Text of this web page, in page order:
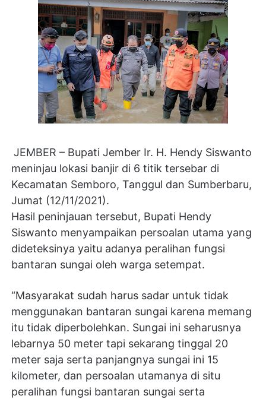
JEMBER – Bupati Jember Ir. H. Hendy Siswanto
meninjau lokasi banjir di 6 titik tersebar di
Kecamatan Semboro, Tanggul dan Sumberbaru,
Jumat (12/11/2021).
Hasil peninjauan tersebut, Bupati Hendy
Siswanto menyampaikan persoalan utama yang
dideteksinya yaitu adanya peralihan fungsi
bantaran sungai oleh warga setempat.
“Masyarakat sudah harus sadar untuk tidak
menggunakan bantaran sungai karena memang
itu tidak diperbolehkan. Sungai ini seharusnya
lebarnya 50 meter tapi sekarang tinggal 20
meter saja serta panjangnya sungai ini 15
kilometer, dan persoalan utamanya di situ
peralihan fungsi bantaran sungai serta